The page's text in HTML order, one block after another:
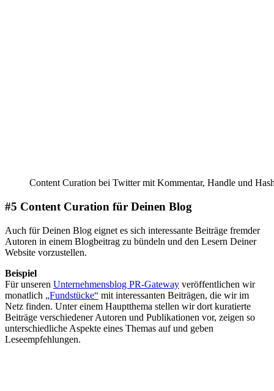
Content Curation bei Twitter mit Kommentar, Handle und
#5 Content Curation für Deinen Blog
Auch für Deinen Blog eignet es sich interessante Beiträge fremder
Autoren in einem Blogbeitrag zu bündeln und den Lesern Deiner
Website vorzustellen.
Beispiel
Für unseren Unternehmensblog PR-Gateway veröffentlichen wir
monatlich „Fundstücke“ mit interessanten Beiträgen, die wir im
Netz finden. Unter einem Hauptthema stellen wir dort kuratierte
Beiträge verschiedener Autoren und Publikationen vor, zeigen so
unterschiedliche Aspekte eines Themas auf und geben
Leseempfehlungen.